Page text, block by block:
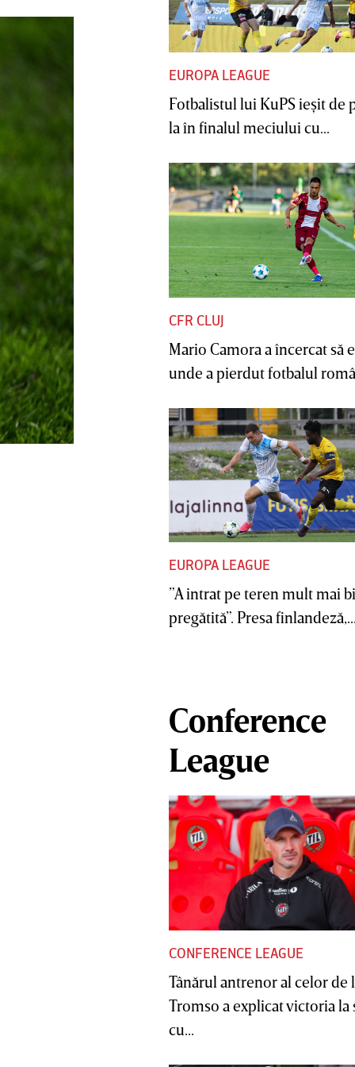
EUROPA LEAGUE
Fotbalistul lui KuPS ieşit de
la în finalul meciului cu...
CFR CLUJ
Mario Camora a încercat să
unde a pierdut fotbalul
EUROPA LEAGUE
”A intrat pe teren mult mai
pregătită”. Presa
Conference
League
CONFERENCE LEAGUE
Tânărul antrenor al celor de
Tromso a explicat victoria la
cu...